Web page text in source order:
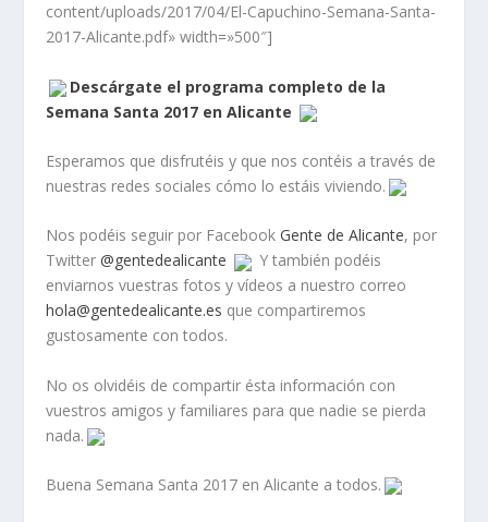
content/uploads/2017/04/El-Capuchino-Semana-Santa-
2017-Alicante.pdf» width=»500″]
Descárgate el programa completo de la
Semana Santa 2017 en Alicante
Esperamos que disfrutéis y que nos contéis a través de
nuestras redes sociales cómo lo estáis viviendo.
Nos podéis seguir por FacebookGente de Alicante, por
Twitter@gentedealicante
Y también podéis
enviarnos vuestras fotos y vídeos a nuestro correo
hola@gentedealicante.es que compartiremos
gustosamente con todos.
No os olvidéis de compartir ésta información con
vuestros amigos y familiares para que nadie se pierda
nada.
Buena Semana Santa 2017 en Alicante a todos.